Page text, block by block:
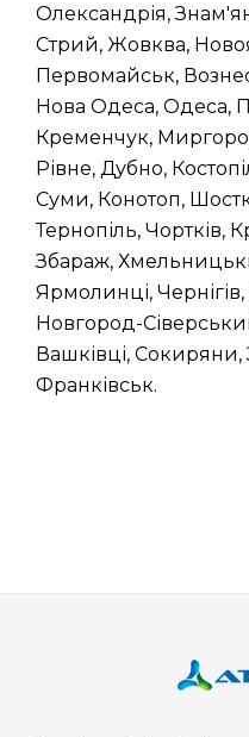
Олександрія,
Стрий, Жовква,
Первомайськ,
Нова Одеса, Одеса,
Кременчук,
Рівне, Дубно,
Суми, Конотоп,
Тернопіль,
Збараж,
Ярмолинці,
Новгород-
Вашківці, Сокиряни,
Франківськ.